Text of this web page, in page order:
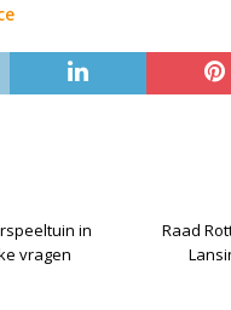
in
vragen
Raad